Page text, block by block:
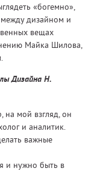
«богемно»,
дизайном и
вещах
Майка Шилова,
Дизайна Н.
мой взгляд, он
и аналитик.
важные
и нужно быть в